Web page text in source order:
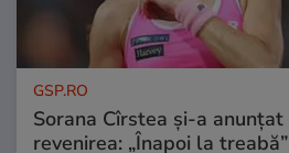
GSP.RO
Sorana Cîrstea și-a anunțat
revenirea: „Înapoi la treabă”